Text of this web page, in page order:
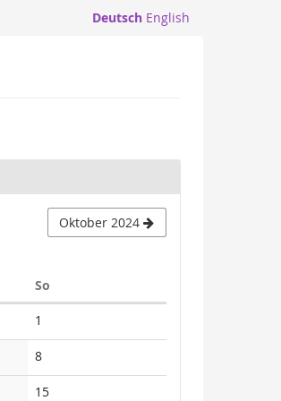
Deutsch English
Oktober 2024
So
1
8
15